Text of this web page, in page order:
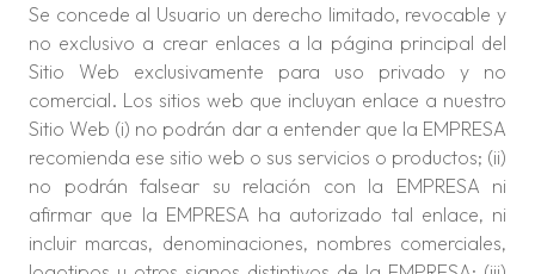
Se concede al Usuario un derecho limitado, revocable y
no exclusivo a crear enlaces a la página principal del
Sitio Web exclusivamente para uso privado y no
comercial. Los sitios web que incluyan enlace a nuestro
Sitio Web (i) no podrán dar a entender que la EMPRESA
recomienda ese sitio web o sus servicios o productos; (ii)
no podrán falsear su relación con la EMPRESA ni
afirmar que la EMPRESA ha autorizado tal enlace, ni
incluir marcas, denominaciones, nombres comerciales,